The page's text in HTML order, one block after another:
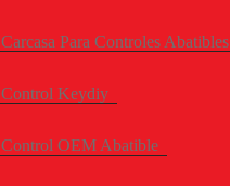
Carcasa Para Controles Abatibles
Control Keydiy
Control OEM Abatible